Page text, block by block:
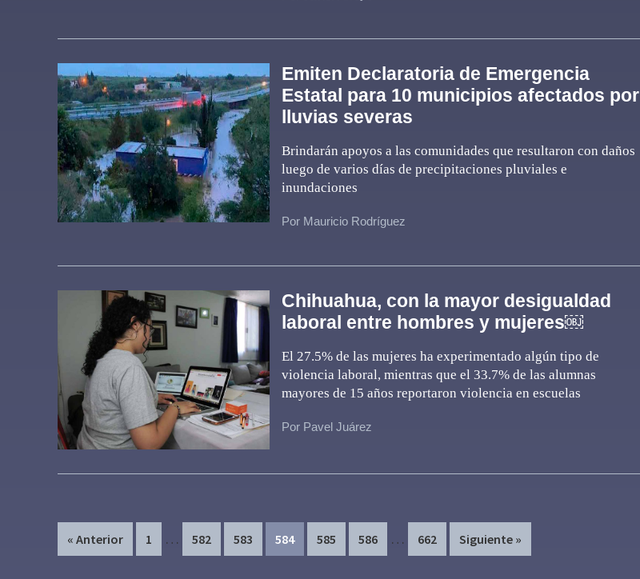
Emiten Declaratoria de Emergencia
Estatal para 10 municipios afectados por
lluvias severas
Brindarán apoyos a las comunidades que resultaron con daños
luego de varios días de precipitaciones pluviales e
inundaciones
Por Mauricio Rodríguez
Chihuahua, con la mayor desigualdad
laboral entre hombres y mujeres￼
El 27.5% de las mujeres ha experimentado algún tipo de
violencia laboral, mientras que el 33.7% de las alumnas
mayores de 15 años reportaron violencia en escuelas
Por Pavel Juárez
« Anterior Page
1
Interim
pages
… Page
582 Page
583 Page
584 Page
585 Page
586
Interim
pages
… Page
662 Siguiente »